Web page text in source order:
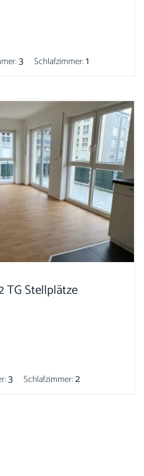
3 Schlafzimmer:1
TG Stellplätze
3 Schlafzimmer:2